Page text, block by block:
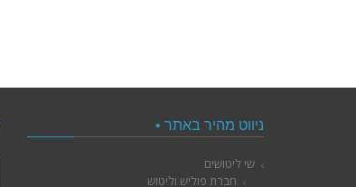
ניווט מהיר באתר •
שי ליטושים
חברת פוליש וליטוש